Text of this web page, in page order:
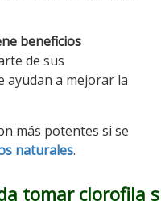
beneficios
de sus
ayudan a mejorar la
más potentes si se
naturales.
tomar clorofila